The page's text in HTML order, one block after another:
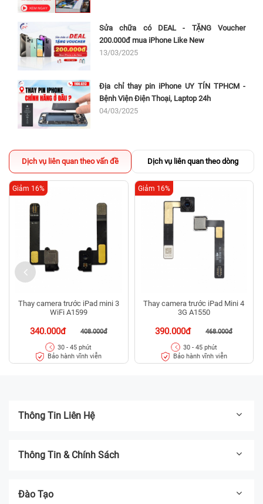
Sửa chữa có DEAL - TẶNG Voucher
200.000đ mua iPhone Like New
13/03/2025
Địa chỉ thay pin iPhone UY TÍN TPHCM -
Bệnh Viện Điện Thoại, Laptop 24h
04/03/2025
Dịch vụ liên quan theo vấn đề Dịch vụ liên quan theo dòng
Thay camera trước iPad mini 3
WiFi A1599
340.000đ 408.000đ
Giảm 16%
30 - 45 phút
Bảo hành vĩnh viễn
Thay camera trước iPad Mini 4
3G A1550
390.000đ 468.000đ
Giảm 16%
30 - 45 phút
Bảo hành vĩnh viễn
Thông Tin Liên Hệ
Thông Tin & Chính Sách
Đào Tạo